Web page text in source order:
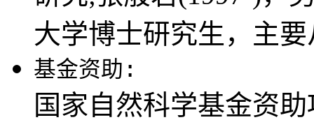
大学博士研究生，主
基金资助:
国家自然科学基金资